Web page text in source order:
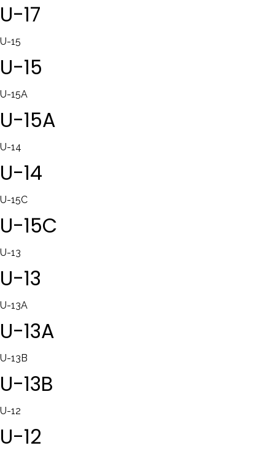
U-17
U-15
U-15
U-15A
U-15A
U-14
U-14
U-15C
U-15C
U-13
U-13
U-13A
U-13A
U-13B
U-13B
U-12
U-12